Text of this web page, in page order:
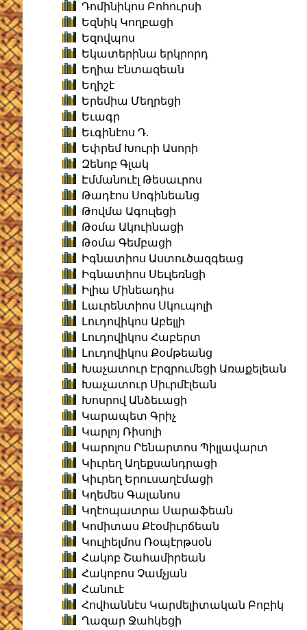
Դոմինիկոս Բոհուրսի
Եզնիկ Կողբացի
Եզովպոս
Եկատերինա երկրորդ
Եղիա Էնտազեան
Եղիշէ
Երեմիա Մեղրեցի
Եւագր
Եւգինէոս Դ.
Եփրեմ Խուրի Ասորի
Զենոբ Գլակ
Էմմանուէլ Թեսաւրոս
Թադէոս Սոգինեանց
Թովմա Ագուլեցի
Թօմա Ակուինացի
Թօմա Գեմբացի
Իգնատիոս Աստուծազգեաց
Իգնատիոս Սեւլեռնցի
Իլիա Մինեադիս
Լաւրենտիոս Սկուպոլի
Լուդովիկոս Աբելլի
Լուդովիկոս Հաբերտ
Լուդովիկոս Քօմթեանց
Խաչատուր Էրզրումեցի Առաքելեան
Խաչատուր Սիւրմէլեան
Խոսրով Անձեւացի
Կարապետ Գրիչ
Կարլոյ Ռիսոլի
Կարոլոս Րենարտոս Պիլլավարտ
Կիւրեղ Աղեքսանդրացի
Կիւրեղ Երուսաղէմացի
Կղեմես Գալանոս
Կղէոպատրա Սարաֆեան
Կոմիտաս Քէօմիւրճեան
Կուլիելմոս Ռօպէրթսօն
Հակոբ Շահամիրեան
Հակոբոս Չամչյան
Հանուէ
Հովհաննէս Կարմելիտական Բոբիկ
Ղազար Ջահկեցի